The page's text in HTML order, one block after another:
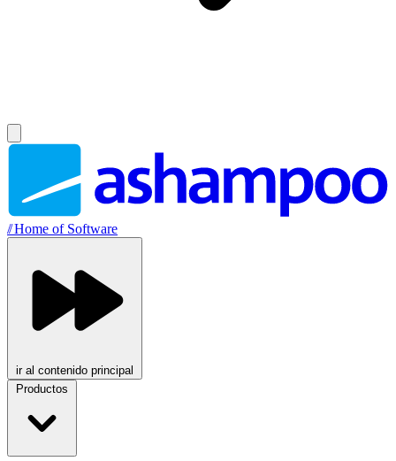
//Home of Software
ir al contenido principal
Productos